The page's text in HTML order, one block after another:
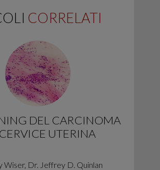
CORRELATI
DEL CARCINOMA
UTERINA
Wiser, Dr. Jeffrey D. Quinlan